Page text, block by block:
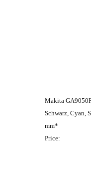
Makita
Schwarz, Cyan,
mm*
Price: